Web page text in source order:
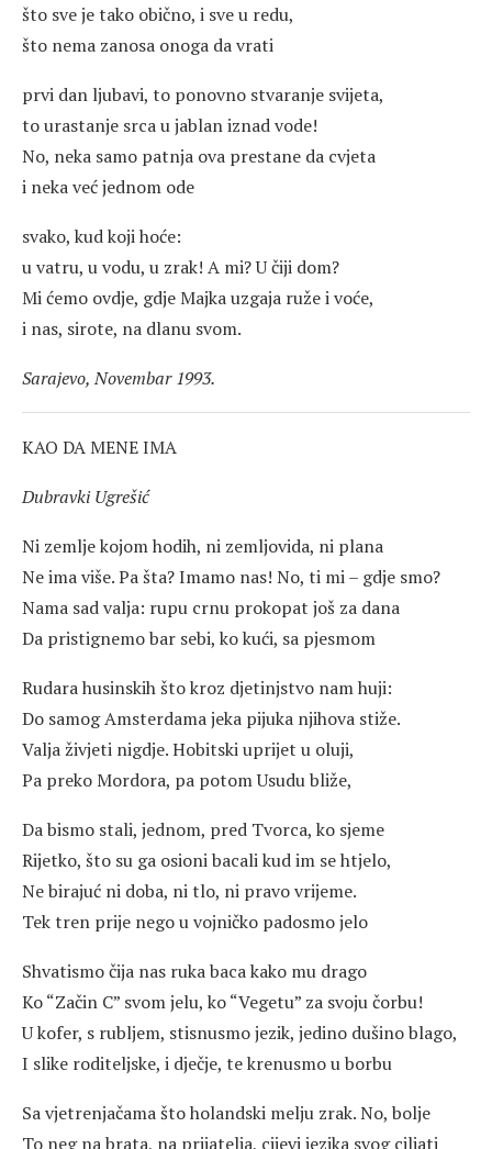
što sve je tako obično, i sve u redu,
što nema zanosa onoga da vrati
prvi dan ljubavi, to ponovno stvaranje svijeta,
to urastanje srca u jablan iznad vode!
No, neka samo patnja ova prestane da cvjeta
i neka već jednom ode
svako, kud koji hoće:
u vatru, u vodu, u zrak! A mi? U čiji dom?
Mi ćemo ovdje, gdje Majka uzgaja ruže i voće,
i nas, sirote, na dlanu svom.
Sarajevo, Novembar 1993.
KAO DA MENE IMA
Dubravki Ugrešić
Ni zemlje kojom hodih, ni zemljovida, ni plana
Ne ima više. Pa šta? Imamo nas! No, ti mi – gdje smo?
Nama sad valja: rupu crnu prokopat još za dana
Da pristignemo bar sebi, ko kući, sa pjesmom
Rudara husinskih što kroz djetinjstvo nam huji:
Do samog Amsterdama jeka pijuka njihova stiže.
Valja živjeti nigdje. Hobitski uprijet u oluji,
Pa preko Mordora, pa potom Usudu bliže,
Da bismo stali, jednom, pred Tvorca, ko sjeme
Rijetko, što su ga osioni bacali kud im se htjelo,
Ne birajuć ni doba, ni tlo, ni pravo vrijeme.
Tek tren prije nego u vojničko padosmo jelo
Shvatismo čija nas ruka baca kako mu drago
Ko “Začin C” svom jelu, ko “Vegetu” za svoju čorbu!
U kofer, s rubljem, stisnusmo jezik, jedino dušino blago,
I slike roditeljske, i dječje, te krenusmo u borbu
Sa vjetrenjačama što holandski melju zrak. No, bolje
To neg na brata, na prijatelja, cijevi jezika svog ciljati